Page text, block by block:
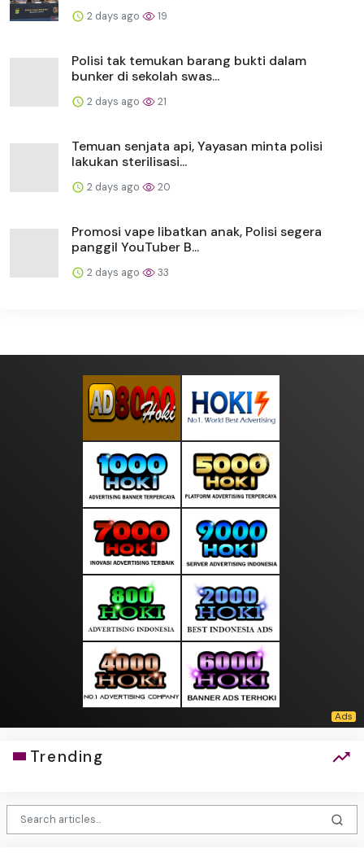
2 days ago 19
Polisi tak temukan barang bukti dalam
bunker di sekolah swas...
2 days ago 21
Temuan senjata api, Yayasan minta polisi
lakukan sterilisasi...
2 days ago 20
Promosi vape libatkan anak, Polisi segera
panggil YouTuber B...
2 days ago 33
Trending